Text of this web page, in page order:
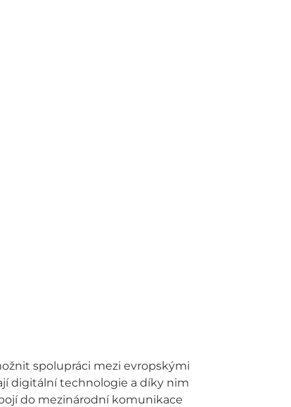
spolupráci mezi evropskými
digitální technologie a díky nim
do mezinárodní komunikace